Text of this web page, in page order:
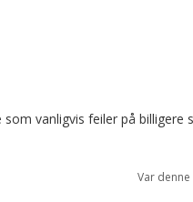
vanligvis feiler på billigere
Var